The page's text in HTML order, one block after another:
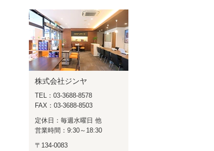
株式会社ジンヤ
TEL：03-3688-8578
FAX：03-3688-8503
定休日：毎週水曜日 他
営業時間：9:30～18:30
〒134-0083